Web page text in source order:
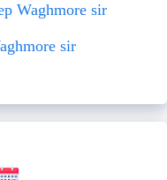
Waghmore sir
sir